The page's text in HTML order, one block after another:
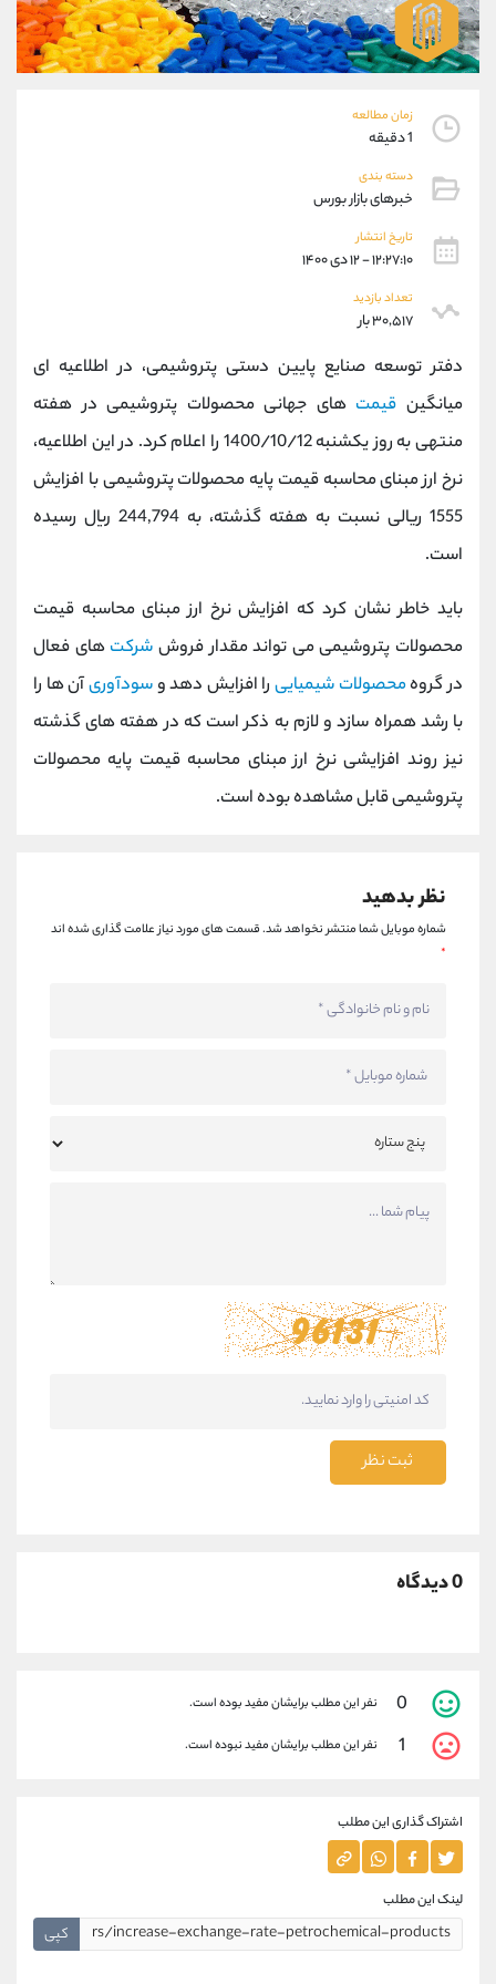
زمان مطالعه
1 دقیقه
دسته بندی
خبرهای بازار بورس
تاریخ انتشار
۱۲:۲۷:۱۰ - ۱۲ دی ۱۴۰۰
تعداد بازدید
۳۰,۵۱۷ بار
دفتر توسعه صنایع پایین دستی پتروشیمی، در اطلاعیه ای
میانگین قیمت های جهانی محصولات پتروشیمی در هفته
منتهی به روز یکشنبه 1400/10/12 را اعلام کرد. در این اطلاعیه،
نرخ ارز مبنای محاسبه قیمت پایه محصولات پتروشیمی با افزایش
1555 ریالی نسبت به هفته گذشته، به 244,794 ریال رسیده
است.
باید خاطر نشان کرد که افزایش نرخ ارز مبنای محاسبه قیمت
محصولات پتروشیمی می تواند مقدار فروش شرکت های فعال
در گروهمحصولات شیمیاییرا افزایش دهد وسودآوریآن ها را
با رشد همراه سازد و لازم به ذکر است که در هفته های گذشته
نیز روند افزایشی نرخ ارز مبنای محاسبه قیمت پایه محصولات
پتروشیمی قابل مشاهده بوده است.
نظر بدهید
شماره موبایل شما منتشر نخواهد شد.قسمت های مورد نیاز علامت گذاری شده اند
*
ثبت نظر
0 دیدگاه
0 نفر این مطلب برایشان مفید بوده است.
1 نفر این مطلب برایشان مفید نبوده است.
اشتراک گذاری این مطلب
لینک این مطلب
کپی
09927779040
واتساپ شروع گفتگو
تلگرام @Armteam_admin_por
پشتیبان فروش
موبایل
تلگرام
داخلی
اطلاعات تماس (دفتر فروش)
تلفن 021-22021030
021-22021040
بدون پیش شماره
اینستاگرام @alireza.mehrabii
کانال تلگرام @alirezamehrabi_com
@alirezamehrabi_official